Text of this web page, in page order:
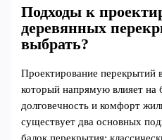
Подходы к
деревянных
выбрать?
Проектирование
который напрямую влияет на
долговечность и комфорт
существует два основных